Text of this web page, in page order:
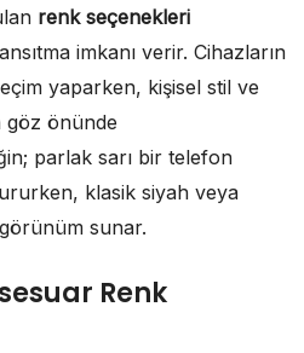
renk seçenekleri
imkanı verir. Cihazların
yaparken, kişisel stil ve
göz önünde
parlak sarı bir telefon
klasik siyah veya
sunar.
Renk